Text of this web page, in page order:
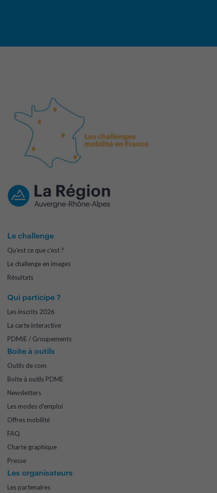
Le challenge
Qu'est ce que c'est ?
Le challenge en images
Résultats
Qui participe ?
Les inscrits 2026
La carte interactive
PDMIE / Groupements
Boite à outils
Outils de com
Boîte à outils PDME
Newsletters
Les modes d'emploi
Offres mobilité
FAQ
Charte graphique
Presse
Les organisateurs
Les partenaires